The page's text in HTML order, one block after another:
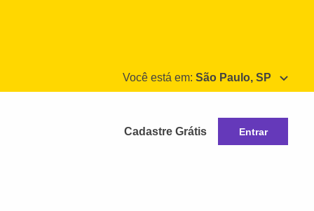
Você está em: São Paulo, SP
Cadastre Grátis Entrar